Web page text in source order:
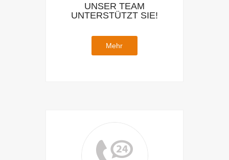
UNSER TEAM
UNTERSTÜTZT SIE!
Mehr